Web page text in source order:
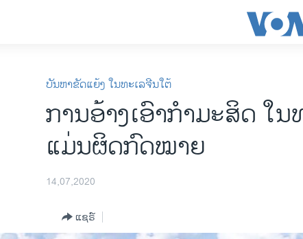
ບັນຫາຂັດແຍ້ງ ໃນທະເລຈີນໃຕ້
ການອ້າງເອົາກຳມະສິດ ໃ
ແມ່ນຜິດກົດໝາຍ
14,07,2020
ແຊຣ໌